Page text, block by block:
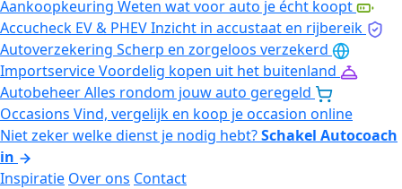
Aankoopkeuring Weten wat voor auto je écht koopt
Accucheck EV & PHEVInzicht in accustaat en rijbereik
Autoverzekering Scherp en zorgeloos verzekerd
ImportserviceVoordelig kopen uit het buitenland
AutobeheerAlles rondom jouw auto geregeld
Occasions Vind, vergelijk en koop je occasion online
Niet zeker welke dienst je nodig hebt?Schakel Autocoach
in
Inspiratie Over ons Contact